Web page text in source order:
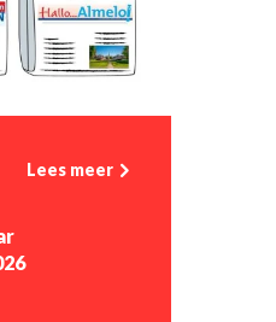
Lees meer